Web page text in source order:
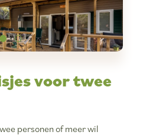
voor twee
personen of meer wil